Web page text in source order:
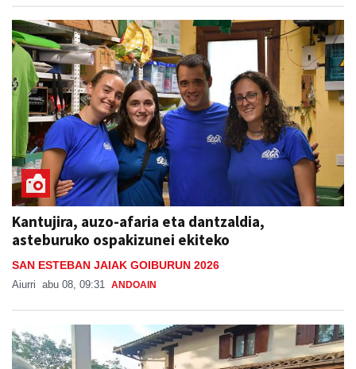
Kantujira, auzo-afaria eta dantzaldia,
asteburuko ospakizunei ekiteko
SAN ESTEBAN JAIAK GOIBURUN 2026
Aiurri abu 08, 09:31 ANDOAIN